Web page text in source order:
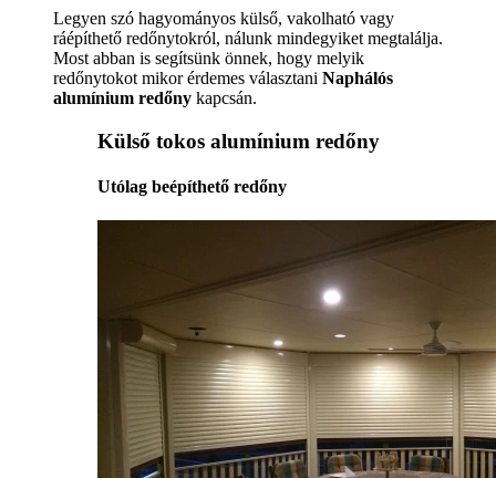
Legyen szó hagyományos külső, vakolható vagy
ráépíthető redőnytokról, nálunk mindegyiket megtalálja.
Most abban is segítsünk önnek, hogy melyik
redőnytokot mikor érdemes választani Naphálós
alumínium redőny kapcsán.
Külső tokos alumínium redőny
Utólag beépíthető redőny